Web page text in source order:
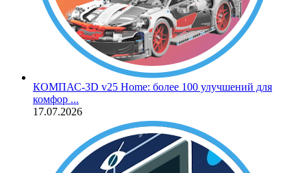
КОМПАС‑3D v25 Home: более 100 улучшений для
комфор ...
17.07.2026